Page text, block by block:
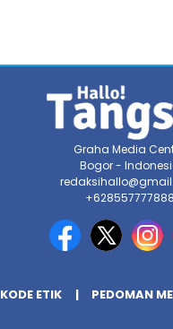
Graha Media
Bogor -
+628557777888
KODE ETIK PEDOMAN